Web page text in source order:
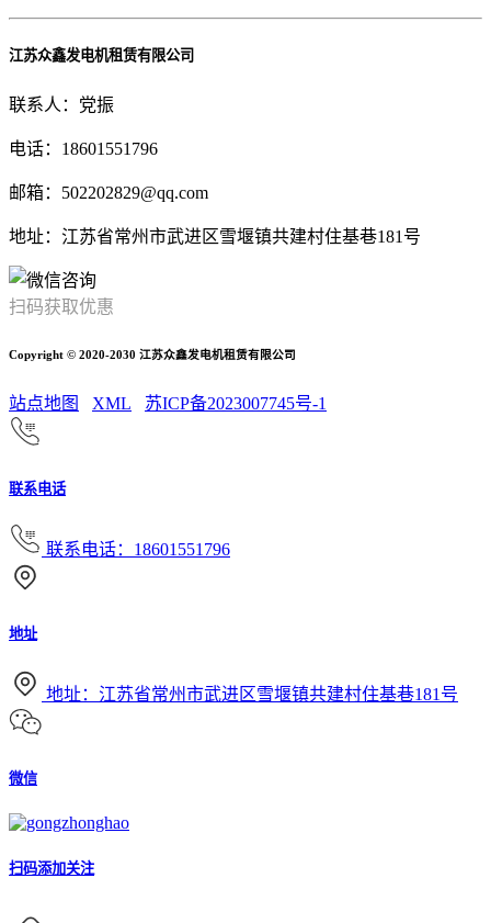
江苏众鑫发电机租赁有限公司
联系人：党振
电话：18601551796
邮箱：502202829@qq.com
地址：江苏省常州市武进区雪堰镇共建村住基巷181号
扫码获取优惠
Copyright © 2020-2030 江苏众鑫发电机租赁有限公司
站点地图 XML 苏ICP备2023007745号-1
联系电话
联系电话：18601551796
地址
地址：江苏省常州市武进区雪堰镇共建村住基巷181号
微信
扫码添加关注